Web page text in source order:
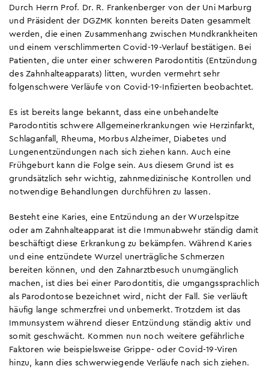
Durch Herrn Prof. Dr. R. Frankenberger von der Uni Marburg
und Präsident der DGZMK konnten bereits Daten gesammelt
werden, die einen Zusammenhang zwischen Mundkrankheiten
und einem verschlimmerten Covid-19-Verlauf bestätigen. Bei
Patienten, die unter einer schweren Parodontitis (Entzündung
des Zahnhalteapparats) litten, wurden vermehrt sehr
folgenschwere Verläufe von Covid-19-Infizierten beobachtet.
Es ist bereits lange bekannt, dass eine unbehandelte
Parodontitis schwere Allgemeinerkrankungen wie Herzinfarkt,
Schlaganfall, Rheuma, Morbus Alzheimer, Diabetes und
Lungenentzündungen nach sich ziehen kann. Auch eine
Frühgeburt kann die Folge sein. Aus diesem Grund ist es
grundsätzlich sehr wichtig, zahnmedizinische Kontrollen und
notwendige Behandlungen durchführen zu lassen.
Besteht eine Karies, eine Entzündung an der Wurzelspitze
oder am Zahnhalteapparat ist die Immunabwehr ständig damit
beschäftigt diese Erkrankung zu bekämpfen. Während Karies
und eine entzündete Wurzel unerträgliche Schmerzen
bereiten können, und den Zahnarztbesuch unumgänglich
machen, ist dies bei einer Parodontitis, die umgangssprachlich
als Parodontose bezeichnet wird, nicht der Fall. Sie verläuft
häufig lange schmerzfrei und unbemerkt. Trotzdem ist das
Immunsystem während dieser Entzündung ständig aktiv und
somit geschwächt. Kommen nun noch weitere gefährliche
Faktoren wie beispielsweise Grippe- oder Covid-19-Viren
hinzu, kann dies schwerwiegende Verläufe nach sich ziehen.